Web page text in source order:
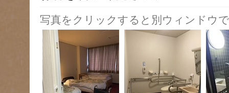
写真をクリックすると別ウィンドウ